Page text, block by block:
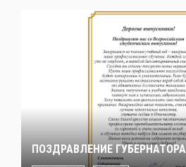
ПОЗДРАВЛЕНИЕ ГУБЕРНАТОРА